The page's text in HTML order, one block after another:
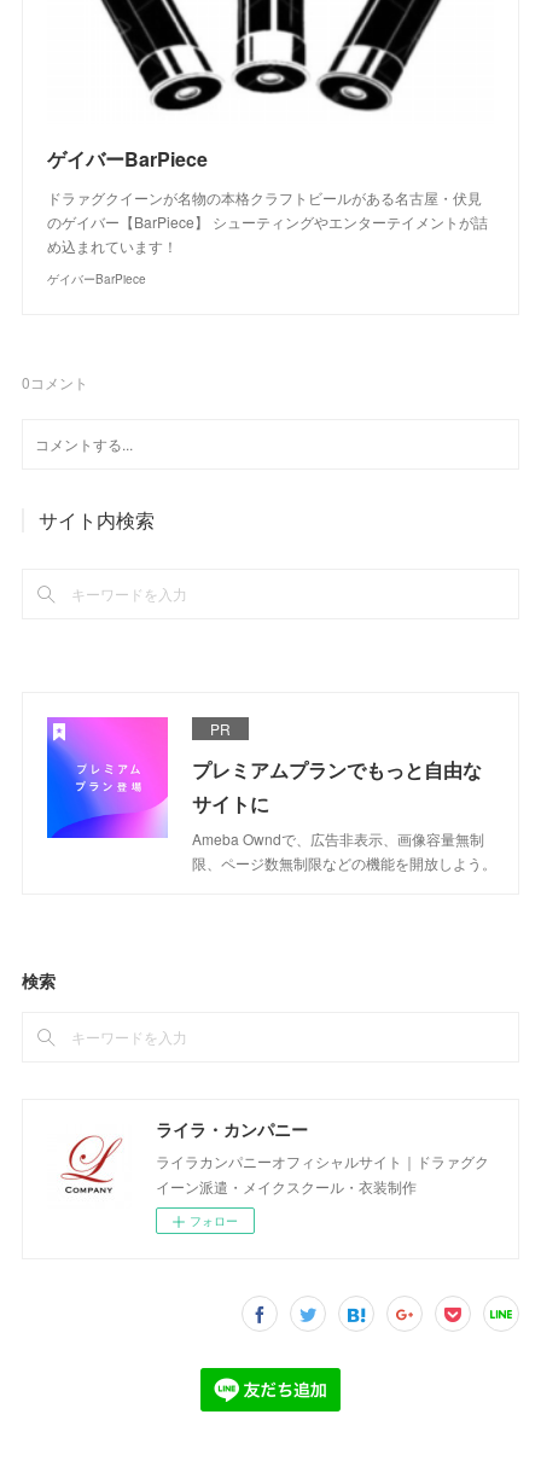
ゲイバーBarPiece
ドラァグクイーンが名物の本格クラフトビールがある名古屋・伏見
のゲイバー【BarPiece】 シューティングやエンターテイメントが詰
め込まれています！
ゲイバーBarPiece
0コメント
サイト内検索
PR
プレミアムプランでもっと自由な
サイトに
Ameba Owndで、広告非表示、画像容量無制
限、ページ数無制限などの機能を開放しよう。
検索
ライラ・カンパニー
ライラカンパニーオフィシャルサイト｜ドラァグク
イーン派遣・メイクスクール・衣装制作
フォロー